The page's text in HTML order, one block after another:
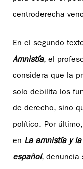
centroderecha
En el segundo
Amnistía, el
considera que la
solo debilita los
de derecho, sino
político. Por
en La amnistía y
español, denuncia